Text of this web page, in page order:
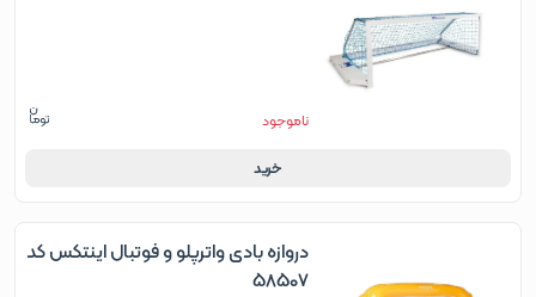
ناموجود
خرید
دروازه بادی واترپلو و فوتبال اینتکس کد
58507